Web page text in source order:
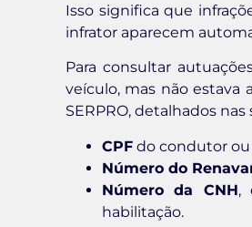
Isso significa que
infrator aparecem
Para consultar
veículo, mas não
SERPRO, detalhados
CPF do condutor
Número do
Número da CNH,
habilitação.